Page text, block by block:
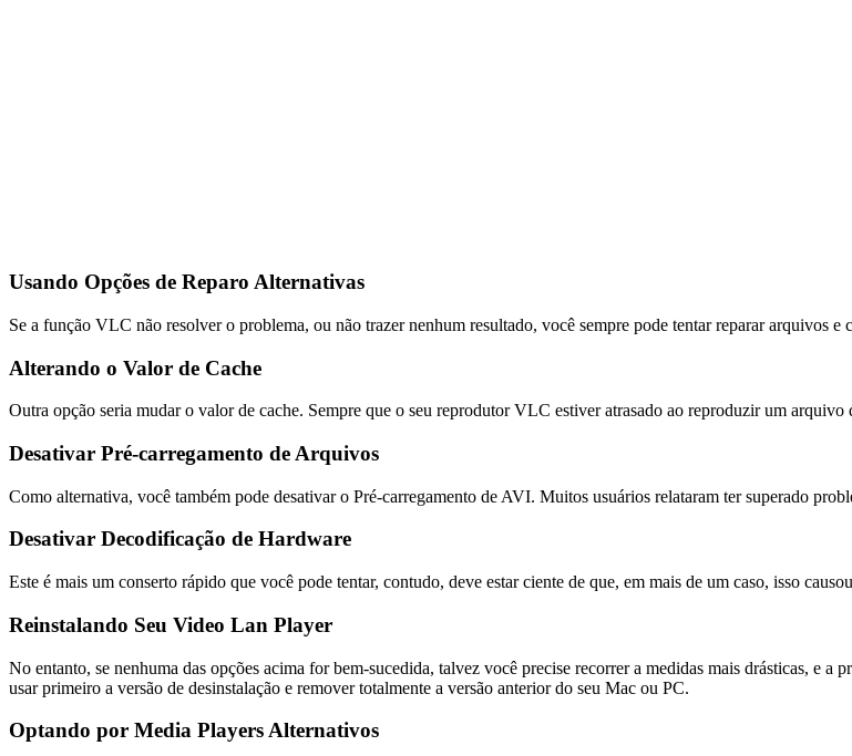
Usando Opções de Reparo Alternativas
Se a função VLC não resolver o problema, ou não trazer nenhum resultado, você sempre pode tentar reparar arquivos
Alterando o Valor de Cache
Outra opção seria mudar o valor de cache. Sempre que o seu reprodutor VLC estiver atrasado ao reproduzir um
Desativar Pré-carregamento de Arquivos
Como alternativa, você também pode desativar o Pré-carregamento de AVI. Muitos usuários relataram ter superado
Desativar Decodificação de Hardware
Este é mais um conserto rápido que você pode tentar, contudo, deve estar ciente de que, em mais de um caso, isso
Reinstalando Seu Video Lan Player
No entanto, se nenhuma das opções acima for bem-sucedida, talvez você precise recorrer a medidas mais drásticas, e
usar primeiro a versão de desinstalação e remover totalmente a versão anterior do seu Mac ou PC.
Optando por Media Players Alternativos